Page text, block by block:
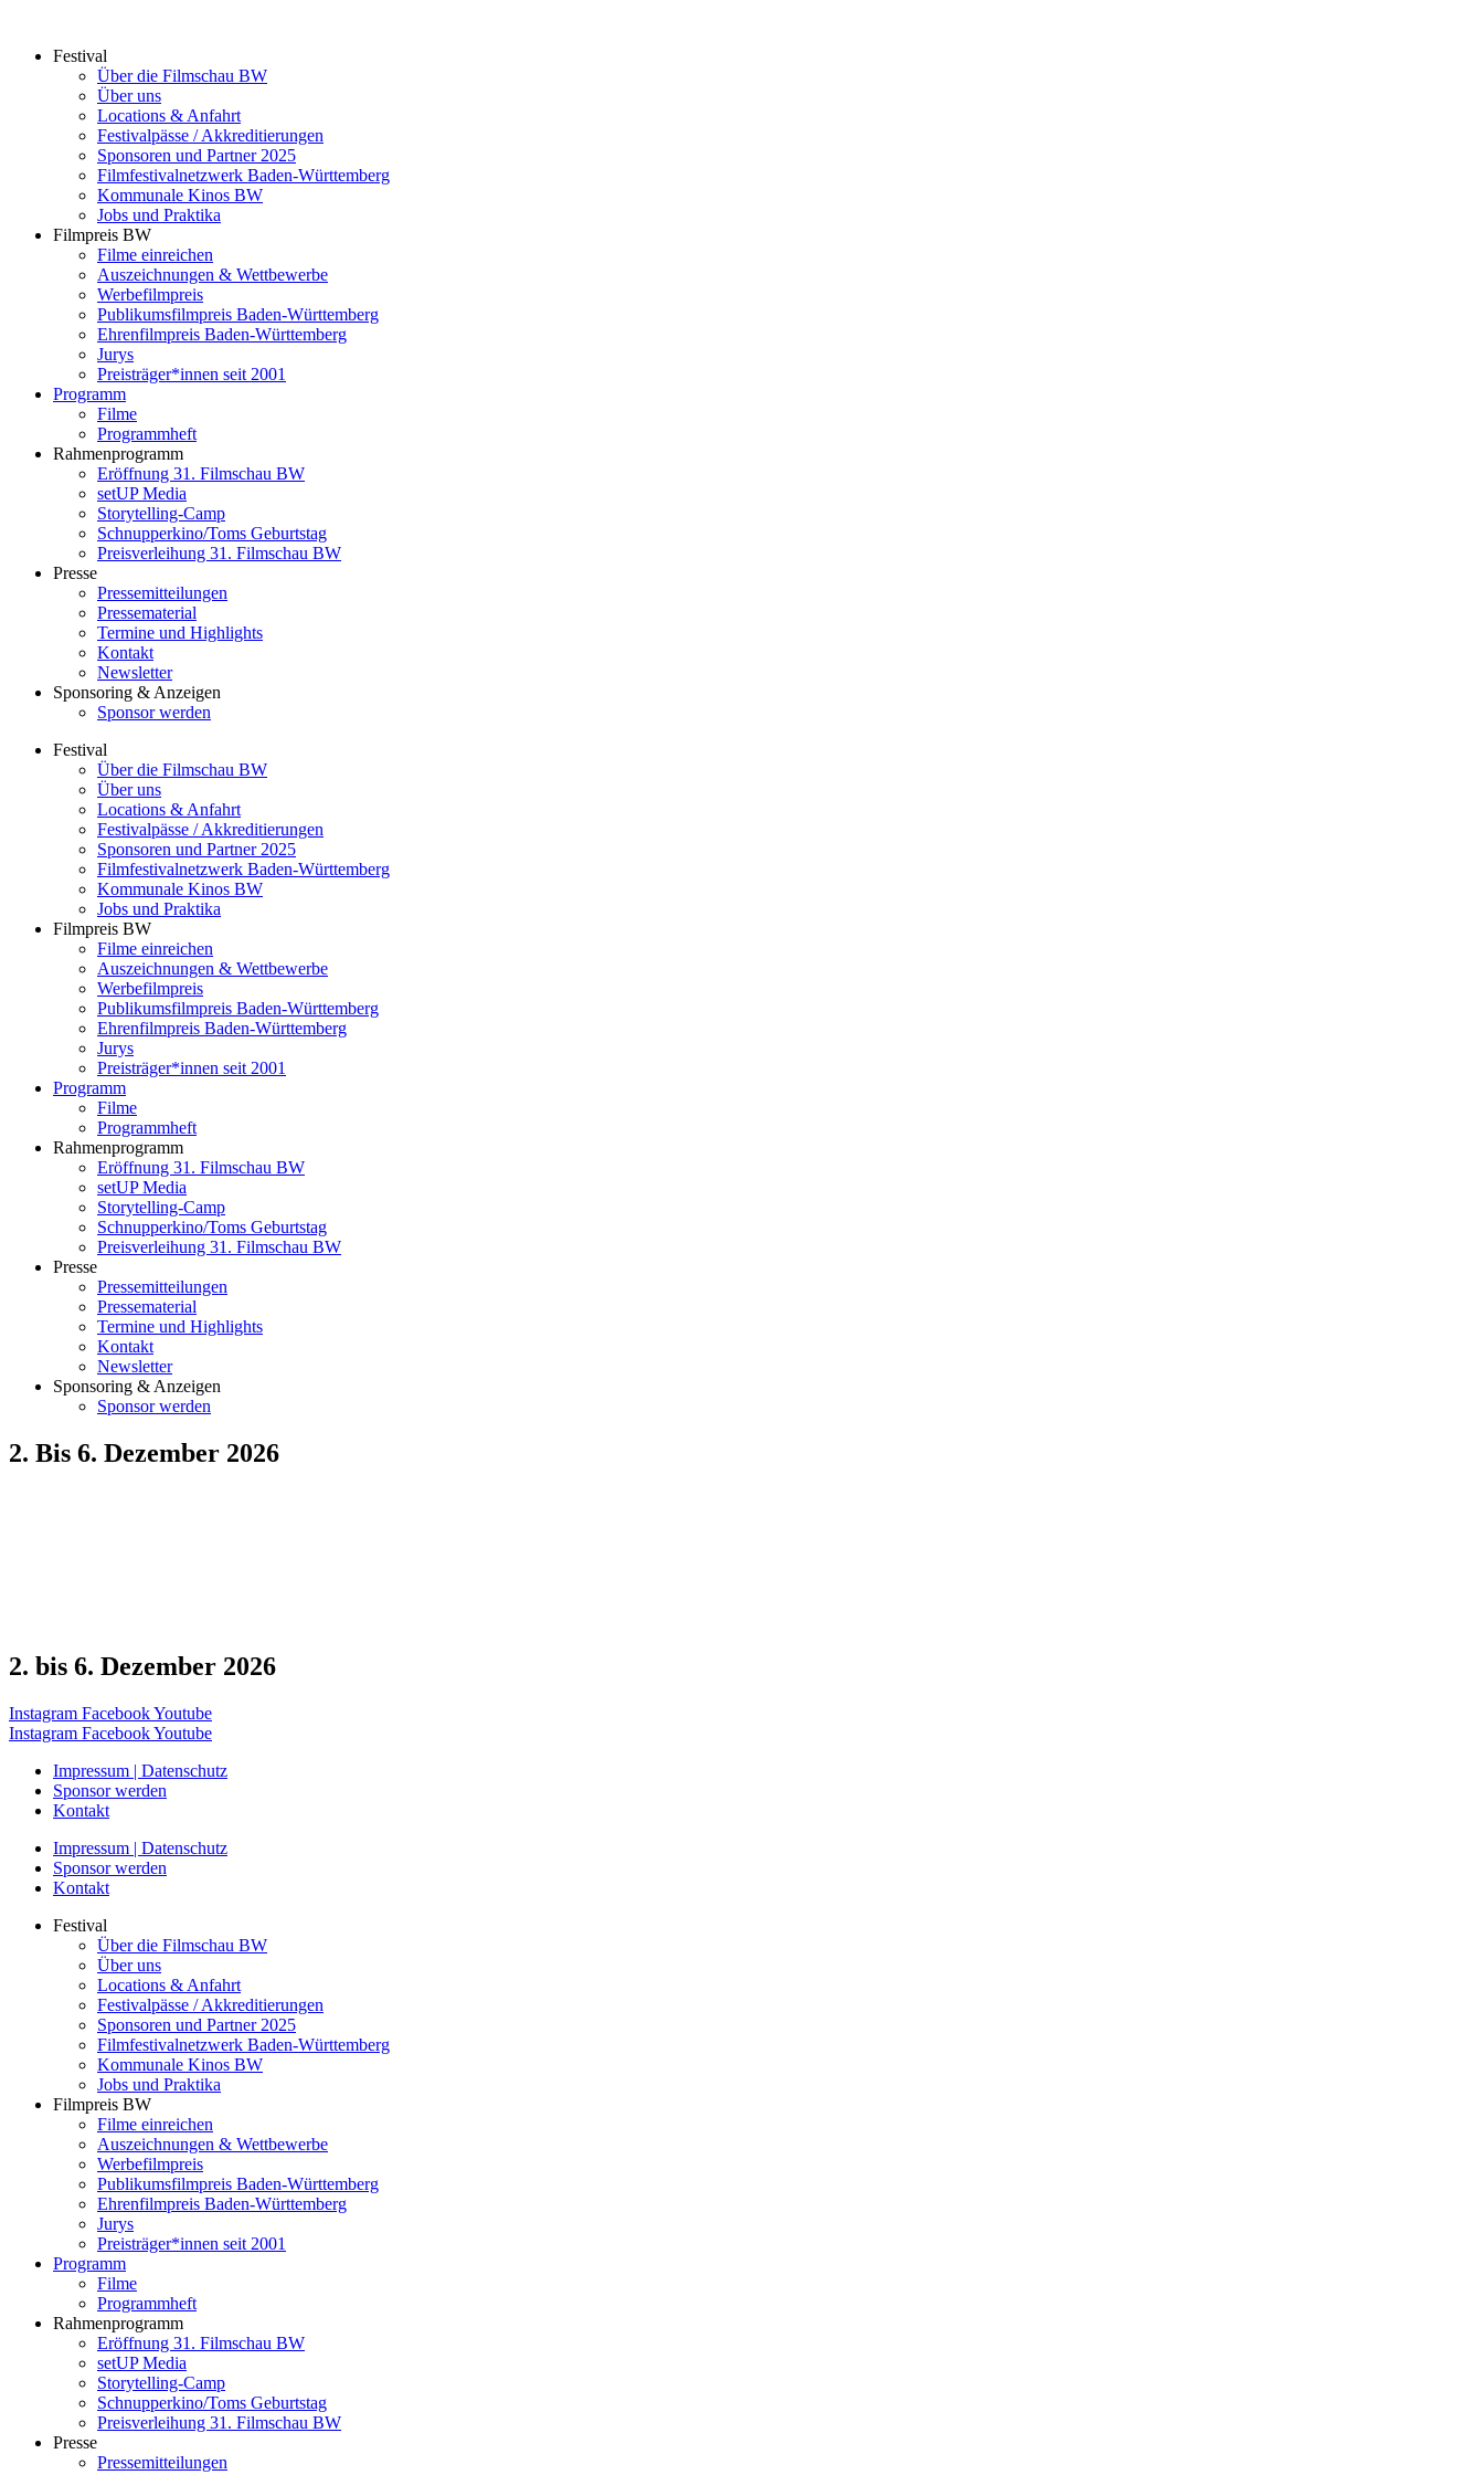
springenFestival
Über die Filmschau BW
Über uns
Locations & Anfahrt
Festivalpässe / Akkreditierungen
Sponsoren und Partner 2025
Filmfestivalnetzwerk ­Baden-Württemberg
Kommunale Kinos BW
Jobs und Praktika
Filmpreis BW
Filme einreichen
Auszeichnungen & Wettbewerbe
Werbefilmpreis
Publikumsfilmpreis Baden-Württemberg
Ehrenfilmpreis Baden-Württemberg
Jurys
Preisträger*innen seit 2001
Programm
Filme
Programmheft
Rahmenprogramm
Eröffnung 31. Filmschau BW
setUP Media
Storytelling-Camp
Schnupperkino/Toms Geburtstag
Preisverleihung 31. Filmschau BW
Presse
Pressemitteilungen
Pressematerial
Termine und Highlights
Kontakt
Newsletter
Sponsoring & Anzeigen
Sponsor werden
Festival
Über die Filmschau BW
Über uns
Locations & Anfahrt
Festivalpässe / Akkreditierungen
Sponsoren und Partner 2025
Filmfestivalnetzwerk ­Baden-Württemberg
Kommunale Kinos BW
Jobs und Praktika
Filmpreis BW
Filme einreichen
Auszeichnungen & Wettbewerbe
Werbefilmpreis
Publikumsfilmpreis Baden-Württemberg
Ehrenfilmpreis Baden-Württemberg
Jurys
Preisträger*innen seit 2001
Programm
Filme
Programmheft
Rahmenprogramm
Eröffnung 31. Filmschau BW
setUP Media
Storytelling-Camp
Schnupperkino/Toms Geburtstag
Preisverleihung 31. Filmschau BW
Presse
Pressemitteilungen
Pressematerial
Termine und Highlights
Kontakt
Newsletter
Sponsoring & Anzeigen
Sponsor werden
2. Bis 6. Dezember 2026
2. bis 6. Dezember 2026
Instagram FacebookYoutube
Instagram FacebookYoutube
Impressum | Datenschutz
Sponsor werden
Kontakt
Impressum | Datenschutz
Sponsor werden
Kontakt
Festival
Über die Filmschau BW
Über uns
Locations & Anfahrt
Festivalpässe / Akkreditierungen
Sponsoren und Partner 2025
Filmfestivalnetzwerk ­Baden-Württemberg
Kommunale Kinos BW
Jobs und Praktika
Filmpreis BW
Filme einreichen
Auszeichnungen & Wettbewerbe
Werbefilmpreis
Publikumsfilmpreis Baden-Württemberg
Ehrenfilmpreis Baden-Württemberg
Jurys
Preisträger*innen seit 2001
Programm
Filme
Programmheft
Rahmenprogramm
Eröffnung 31. Filmschau BW
setUP Media
Storytelling-Camp
Schnupperkino/Toms Geburtstag
Preisverleihung 31. Filmschau BW
Presse
Pressemitteilungen